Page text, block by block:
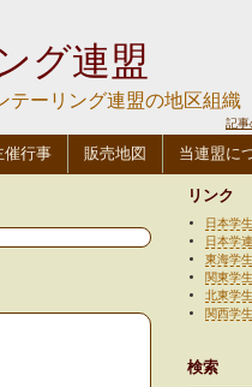
グ連盟
テーリング連盟の地区組織
記事
催行事 販売地図 当連盟に
リンク
日本学
日本学
東海学
関東学
北東学
関西学
検索